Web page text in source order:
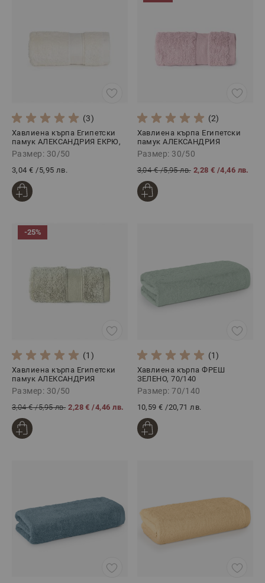
(3)
Хавлиена кърпа Египетски
памук АЛЕКСАНДРИЯ ЕКРЮ,
30/50
Размер: 30/50
3,04 € /5,95 лв.
(2)
Хавлиена кърпа Египетски
памук АЛЕКСАНДРИЯ
РОЗОВО, 30/50
Размер: 30/50
3,04 €/5,95 лв. 2,28 € /4,46 лв.
-25%
(1)
Хавлиена кърпа Египетски
памук АЛЕКСАНДРИЯ
ЗЕЛЕНО, 30/50
Размер: 30/50
3,04 €/5,95 лв. 2,28 € /4,46 лв.
(1)
Хавлиена кърпа ФРЕШ
ЗЕЛЕНО, 70/140
Размер: 70/140
10,59 € /20,71 лв.